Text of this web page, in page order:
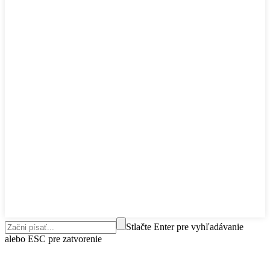
Stlačte Enter pre vyhľadávanie
alebo ESC pre zatvorenie